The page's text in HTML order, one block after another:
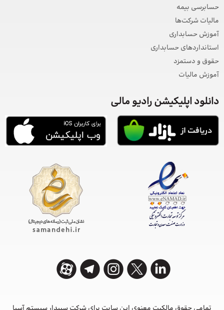
حسابرسی بیمه
مالیات شرکت‌ها
آموزش حسابداری
استانداردهای حسابداری
حقوق و دستمزد
آموزش مالیات
دانلود اپلیکیشن رادیو مالی